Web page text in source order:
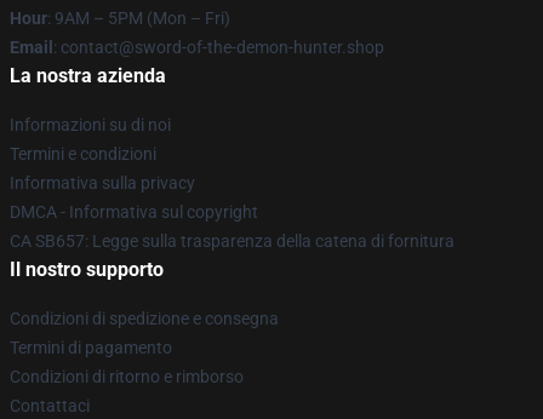
Hour: 9AM – 5PM (Mon – Fri)
Email : contact@sword-of-the-demon-hunter.shop
La nostra azienda
Informazioni su di noi
Termini e condizioni
Informativa sulla privacy
DMCA - Informativa sul copyright
CA SB657: Legge sulla trasparenza della catena di fornitura
Il nostro supporto
Condizioni di spedizione e consegna
Termini di pagamento
Condizioni di ritorno e rimborso
Contattaci